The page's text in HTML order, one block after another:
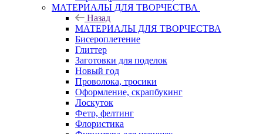
МАТЕРИАЛЫ ДЛЯ ТВОРЧЕСТВА
Назад
МАТЕРИАЛЫ ДЛЯ ТВОРЧЕСТВА
Бисероплетение
Глиттер
Заготовки для поделок
Новый год
Проволока, тросики
Оформление, скрапбукинг
Лоскуток
Фетр, фелтинг
Флористика